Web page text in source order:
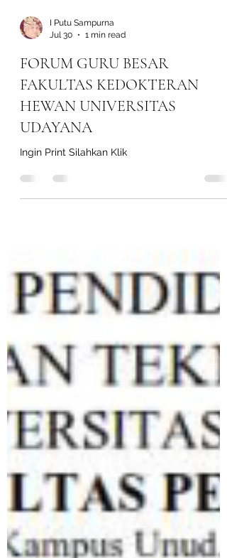
Jul 30
1 min read
FORUM GURU BESAR
FAKULTAS KEDOKTERAN
HEWAN UNIVERSITAS
UDAYANA